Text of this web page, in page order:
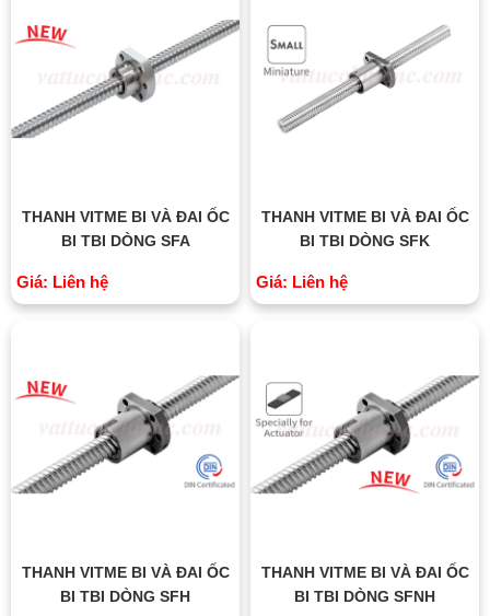
THANH VITME BI VÀ ĐAI ỐC
BI TBI DÒNG SFA
Giá: Liên hệ
THANH VITME BI VÀ ĐAI ỐC
BI TBI DÒNG SFK
Giá: Liên hệ
THANH VITME BI VÀ ĐAI ỐC
BI TBI DÒNG SFH
THANH VITME BI VÀ ĐAI ỐC
BI TBI DÒNG SFNH